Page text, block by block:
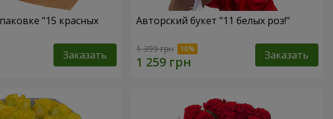
"15 красных
Заказать
Авторский букет "11 белых роз!"
1 399 грн Заказать